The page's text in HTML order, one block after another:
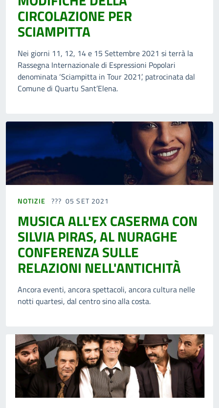
CIRCOLAZIONE PER
SCIAMPITTA
Nei giorni 11, 12, 14 e 15 Settembre 2021 si terrà la
Rassegna Internazionale di Espressioni Popolari
denominata ‘Sciampitta in Tour 2021’, patrocinata dal
Comune di Quartu Sant’Elena.
NOTIZIE 05 SET 2021
MUSICA ALL'EX CASERMA CON
SILVIA PIRAS, AL NURAGHE
CONFERENZA SULLE
RELAZIONI NELL'ANTICHITÀ
Ancora eventi, ancora spettacoli, ancora cultura nelle
notti quartesi, dal centro sino alla costa.